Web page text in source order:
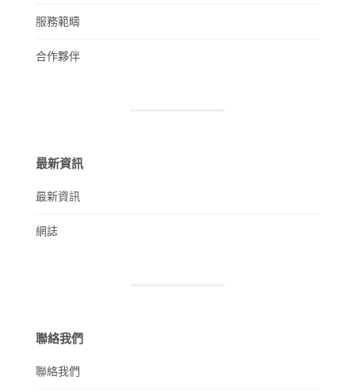
服務範疇
合作夥伴
最新資訊
最新資訊
網誌
聯絡我們
聯絡我們